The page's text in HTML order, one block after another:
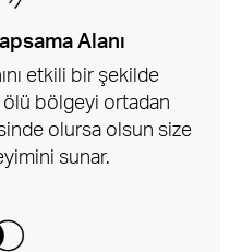
Alanı
etkili bir şekilde
bölgeyi ortadan
olursa olsun size
sunar.